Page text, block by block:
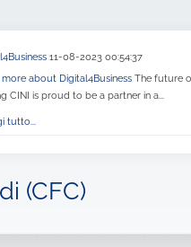
11-08-2023 00:54:37
more about Digital4BusinessThe future
CINI is proud to be a partner in a...
tutto...
(CFC)